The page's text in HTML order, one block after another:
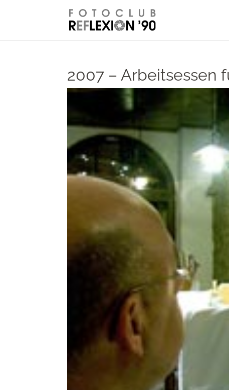
// Disable right-click from images
2007 – Arbeitsessen